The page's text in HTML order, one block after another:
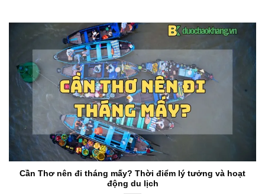
Cần Thơ nên đi tháng mấy? Thời điểm lý tưởng và hoạt
động du lịch